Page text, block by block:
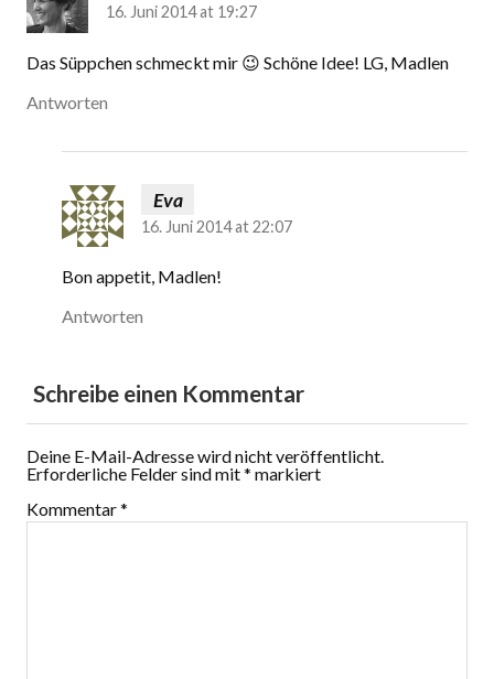
16. Juni 2014 at 19:27
Das Süppchen schmeckt mir 😉 Schöne Idee! LG, Madlen
Antworten
Eva
16. Juni 2014 at 22:07
Bon appetit, Madlen!
Antworten
Schreibe einen Kommentar
Deine E-Mail-Adresse wird nicht veröffentlicht.
Erforderliche Felder sind mit* markiert
Kommentar*